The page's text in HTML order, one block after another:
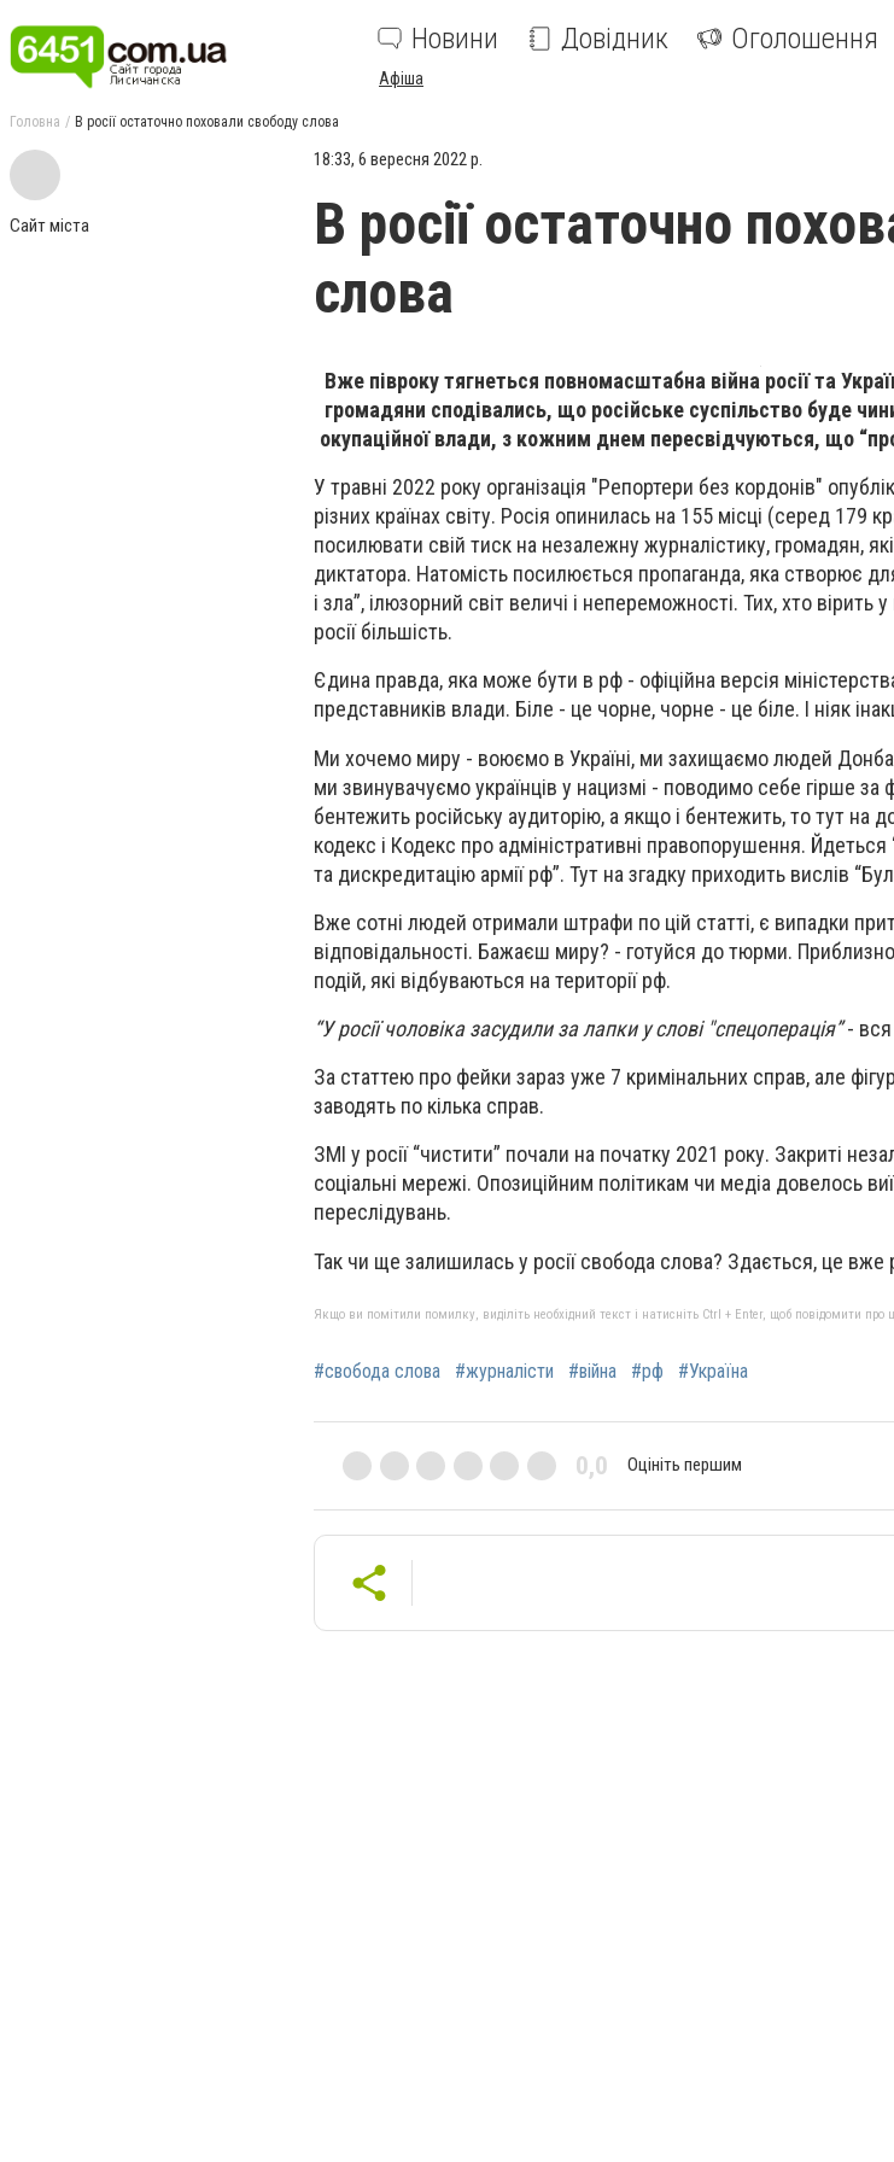
Новини Довідник Оголошення
Афіша
Головна В росії остаточно поховали свободу слова
Сайт міста
18:33, 6 вересня 2022 р.
В росії остаточно
слова
Вже півроку тягнеться повномасштабна війна росії та
громадяни сподівались, що російське суспільство буде
окупаційної влади, з кожним днем пересвідчуються, що
У травні 2022 року організація "Репортери без кордонів"
різних країнах світу. Росія опинилась на 155 місці (серед 179
посилювати свій тиск на незалежну журналістику, громадян,
диктатора. Натомість посилюється пропаганда, яка створює
і зла”, ілюзорний світ величі і непереможності. Тих, хто вірить
росії більшість.
Єдина правда, яка може бути в рф - офіційна версія
представників влади. Біле - це чорне, чорне - це біле. І ніяк
Ми хочемо миру - воюємо в Україні, ми захищаємо людей
ми звинувачуємо українців у нацизмі - поводимо себе гірше
бентежить російську аудиторію, а якщо і бентежить, то тут на
кодекс і Кодекс про адміністративні правопорушення.
та дискредитацію армії рф”. Тут на згадку приходить вислів
Вже сотні людей отримали штрафи по цій статті, є випадки
відповідальності. Бажаєш миру? - готуйся до тюрми.
подій, які відбуваються на території рф.
“У росії чоловіка засудили за лапки у слові "спецоперація”- вся
За статтею про фейки зараз уже 7 кримінальних справ, але
заводять по кілька справ.
ЗМІ у росії “чистити” почали на початку 2021 року. Закриті
соціальні мережі. Опозиційним політикам чи медіа довелось
переслідувань.
Так чи ще залишилась у росії свобода слова? Здається, це вже
Якщо ви помітили помилку, виділіть необхідний текст і натисніть Ctrl + Enter, щоб повідомити про
#свобода слова #журналісти #війна #рф #Україна
0,0 Оцініть першим